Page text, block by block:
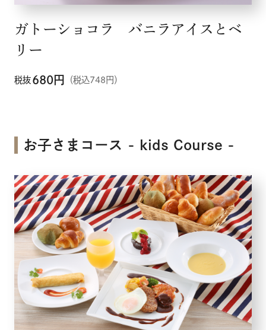
ガトーショコラ バニラアイスとベ
リー
税抜 680円 （税込748円）
お子さまコース - kids Course -